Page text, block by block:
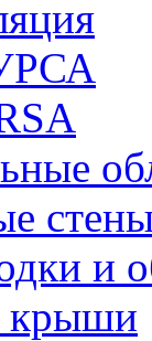
и
крыши